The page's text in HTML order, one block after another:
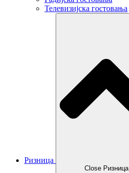
Телевизијска гостовања
Ризница
Close Ризница